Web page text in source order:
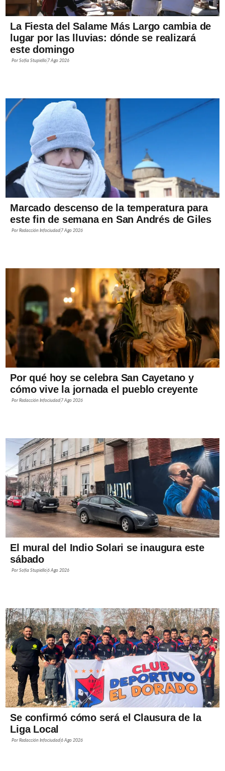
La Fiesta del Salame Más Largo cambia de
lugar por las lluvias: dónde se realizará
este domingo
PorSofía Stupiello 7 Ago 2026
Marcado descenso de la temperatura para
este fin de semana en San Andrés de Giles
PorRedacción Infociudad 7 Ago 2026
Por qué hoy se celebra San Cayetano y
cómo vive la jornada el pueblo creyente
PorRedacción Infociudad 7 Ago 2026
El mural del Indio Solari se inaugura este
sábado
PorSofía Stupiello6 Ago 2026
Se confirmó cómo será el Clausura de la
Liga Local
PorRedacción Infociudad6 Ago 2026